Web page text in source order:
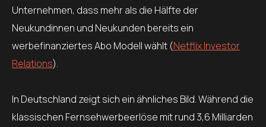
Unternehmen, dass mehr als die Hälfte der
Neukundinnen und Neukunden bereits ein
werbefinanziertes Abo Modell wählt (Netflix Investor
Relations).
In Deutschland zeigt sich ein ähnliches Bild. Während die
klassischen Fernsehwerbeerlöse mit rund 3,6 Milliarden